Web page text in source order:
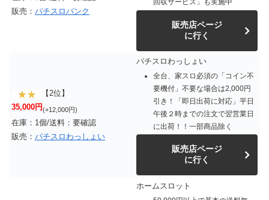
販売： パチスロバンク
回収サービス」も実施中
販売店ページ
に行く
【2位】
35,000円(+12,000円)
在庫：1個/送料：要確認
販売： パチスロわっしょい
パチスロわっしょい
全台、家スロ必須の「コイン不
要機付」不要な場合は2,000円
引き！「即日出荷に対応」平日
午後２時までの注文で翌営業日
に出荷！！一部商品除く
販売店ページ
に行く
ホームスロット